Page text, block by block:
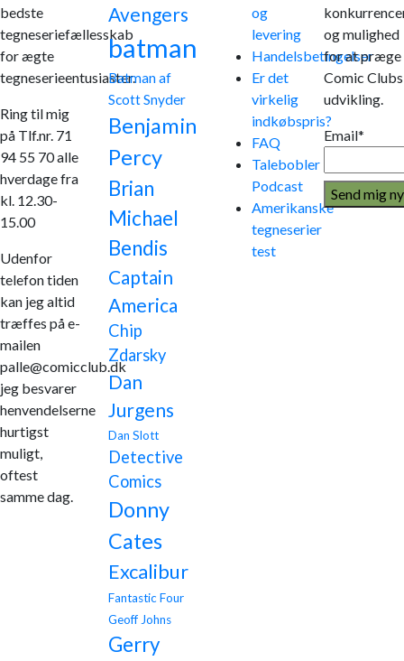
bedste
tegneseriefællesskab
for ægte
tegneserieentusiaster.
Ring til mig
på Tlf.nr. 71
94 55 70 alle
hverdage fra
kl. 12.30-
15.00
Udenfor
telefon tiden
kan jeg altid
træffes på e-
mailen
palle@comicclub.dk
jeg besvarer
henvendelserne
hurtigst
muligt,
oftest
samme dag.
Avengers
batman
Batman af
Scott Snyder
Benjamin
Percy
Brian
Michael
Bendis
Captain
America
Chip
Zdarsky
Dan
Jurgens
Dan Slott
Detective
Comics
Donny
Cates
Excalibur
Fantastic Four
Geoff Johns
Gerry
og
levering
Handelsbetingelser
Er det
virkelig
indkøbspris?
FAQ
Talebobler
Podcast
Amerikanske
tegneserier
test
og mulighed
for at præge
Comic Clubs
udvikling.
Email*